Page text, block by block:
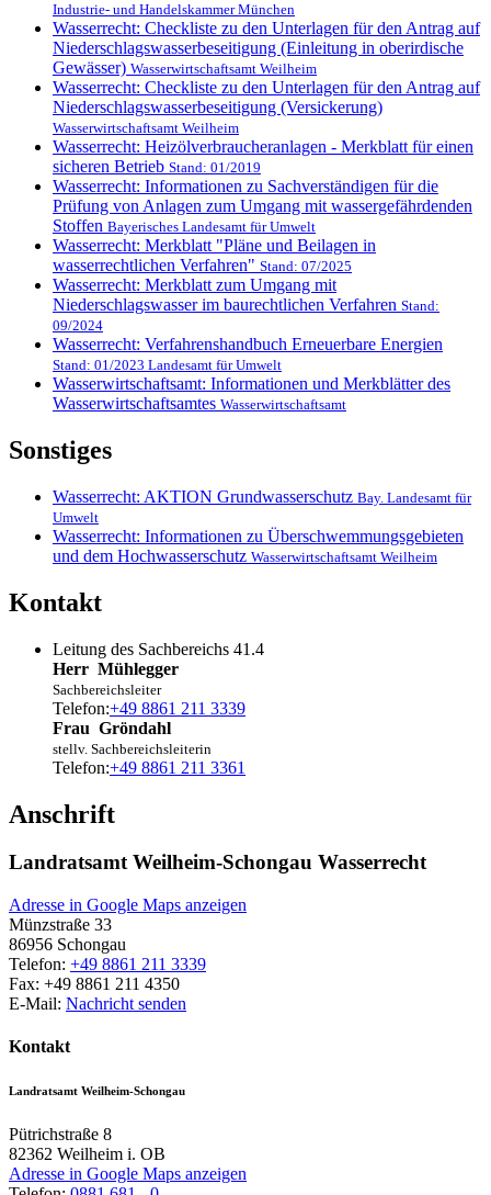
Industrie- und Handelskammer München
Wasserrecht: Checkliste zu den Unterlagen für den Antrag auf
Niederschlagswasserbeseitigung (Einleitung in oberirdische
Gewässer) Wasserwirtschaftsamt Weilheim
Wasserrecht: Checkliste zu den Unterlagen für den Antrag auf
Niederschlagswasserbeseitigung (Versickerung)
Wasserwirtschaftsamt Weilheim
Wasserrecht: Heizölverbraucheranlagen - Merkblatt für einen
sicheren Betrieb Stand: 01/2019
Wasserrecht: Informationen zu Sachverständigen für die
Prüfung von Anlagen zum Umgang mit wassergefährdenden
Stoffen Bayerisches Landesamt für Umwelt
Wasserrecht: Merkblatt "Pläne und Beilagen in
wasserrechtlichen Verfahren" Stand: 07/2025
Wasserrecht: Merkblatt zum Umgang mit
Niederschlagswasser im baurechtlichen Verfahren Stand:
09/2024
Wasserrecht: Verfahrenshandbuch Erneuerbare Energien
Stand: 01/2023 Landesamt für Umwelt
Wasserwirtschaftsamt: Informationen und Merkblätter des
Wasserwirtschaftsamtes Wasserwirtschaftsamt
Sonstiges
Wasserrecht: AKTION Grundwasserschutz Bay. Landesamt für
Umwelt
Wasserrecht: Informationen zu Überschwemmungsgebieten
und dem Hochwasserschutz Wasserwirtschaftsamt Weilheim
Kontakt
Leitung des Sachbereichs 41.4
Herr Mühlegger
Sachbereichsleiter
Telefon:+49 8861 211 3339
Frau Gröndahl
stellv. Sachbereichsleiterin
Telefon:+49 8861 211 3361
Anschrift
Landratsamt Weilheim-Schongau Wasserrecht
Adresse in Google Maps anzeigen
Münzstraße 33
86956 Schongau
Telefon: +49 8861 211 3339
Fax: +49 8861 211 4350
E-Mail: Nachricht senden
Kontakt
Landratsamt Weilheim-Schongau
Pütrichstraße 8
82362 Weilheim i. OB
Adresse in Google Maps anzeigen